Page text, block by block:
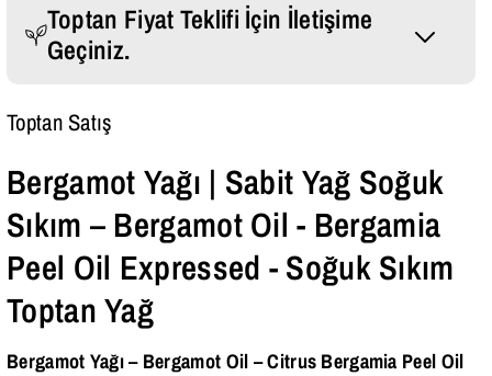
Toptan Fiyat Teklifi İçin İletişime
Geçiniz.
Toptan Satış
Bergamot Yağı | Sabit Yağ Soğuk
Sıkım – Bergamot Oil - Bergamia
Peel Oil Expressed - Soğuk Sıkım
Toptan Yağ
Bergamot Yağı – Bergamot Oil – Citrus Bergamia Peel Oil